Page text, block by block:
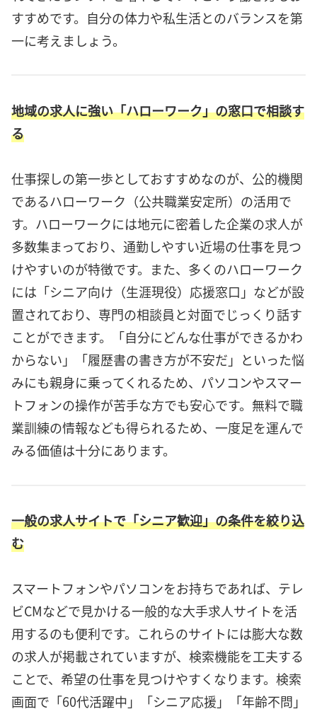
すすめです。自分の体力や私生活とのバランスを第
一に考えましょう。
地域の求人に強い「ハローワーク」の窓口で相談す
る
仕事探しの第一歩としておすすめなのが、公的機関
であるハローワーク（公共職業安定所）の活用で
す。ハローワークには地元に密着した企業の求人が
多数集まっており、通勤しやすい近場の仕事を見つ
けやすいのが特徴です。また、多くのハローワーク
には「シニア向け（生涯現役）応援窓口」などが設
置されており、専門の相談員と対面でじっくり話す
ことができます。「自分にどんな仕事ができるかわ
からない」「履歴書の書き方が不安だ」といった悩
みにも親身に乗ってくれるため、パソコンやスマー
トフォンの操作が苦手な方でも安心です。無料で職
業訓練の情報なども得られるため、一度足を運んで
みる価値は十分にあります。
一般の求人サイトで「シニア歓迎」の条件を絞り込
む
スマートフォンやパソコンをお持ちであれば、テレ
ビCMなどで見かける一般的な大手求人サイトを活
用するのも便利です。これらのサイトには膨大な数
の求人が掲載されていますが、検索機能を工夫する
ことで、希望の仕事を見つけやすくなります。検索
画面で「60代活躍中」「シニア応援」「年齢不問」